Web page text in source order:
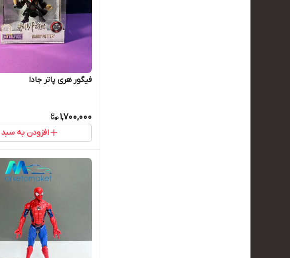
فیگور هری پاتر جادا
1,700,000
افزودن به سبد